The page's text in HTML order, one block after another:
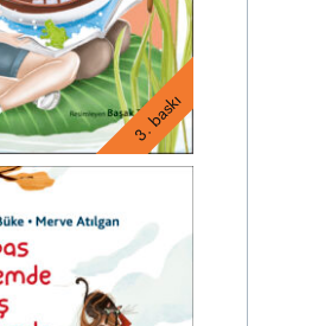
3. baskı